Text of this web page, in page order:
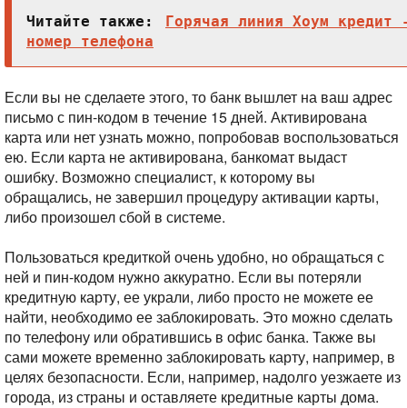
Читайте также:
Горячая линия Хоум кредит
номер телефона
Если вы не сделаете этого, то банк вышлет на ваш адрес
письмо с пин-кодом в течение 15 дней. Активирована
карта или нет узнать можно, попробовав воспользоваться
ею. Если карта не активирована, банкомат выдаст
ошибку. Возможно специалист, к которому вы
обращались, не завершил процедуру активации карты,
либо произошел сбой в системе.
Пользоваться кредиткой очень удобно, но обращаться с
ней и пин-кодом нужно аккуратно. Если вы потеряли
кредитную карту, ее украли, либо просто не можете ее
найти, необходимо ее заблокировать. Это можно сделать
по телефону или обратившись в офис банка. Также вы
сами можете временно заблокировать карту, например, в
целях безопасности. Если, например, надолго уезжаете из
города, из страны и оставляете кредитные карты дома.